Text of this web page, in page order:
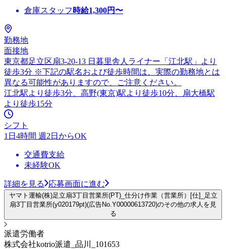
倉庫スタッフ 時給1,300円〜
勤務地
面接地
東京都足立区扇3-20-13 日暮里舎人ライナー「江北駅」より
徒歩3分 ※下記の駅名および徒歩時間は、実際の勤務地とは
異なる可能性がありますので、ご注意ください。
江北駅より徒歩3分、高野(東京)駅より徒歩10分、扇大橋駅
より徒歩15分
シフト
1日4時間 週2日からOK
交通費支給
未経験OK
詳細を見る 応募画面に進む
ヤマト運輸(株)足立扇3丁目営業所(PT)_仕分け作業（営業所）[仕]_足立
扇3丁目営業所(y020179pt)(広告No.Y00000613720)のその他の求人を見
る
派遣労働者
株式会社kotrio派遣_品川_101653